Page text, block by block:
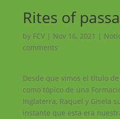
Rites of
by FCV| Nov 16, 2021 |
comments
Desde que vimos el título
como tópico de una
Inglaterra, Raquel y Gisela
instante que esta era